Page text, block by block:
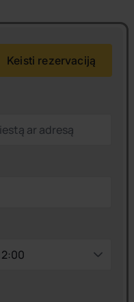
Keisti rezervaciją